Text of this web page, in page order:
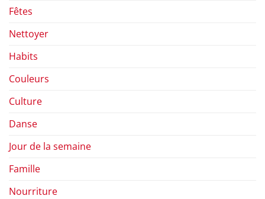
Fêtes
Nettoyer
Habits
Couleurs
Culture
Danse
Jour de la semaine
Famille
Nourriture